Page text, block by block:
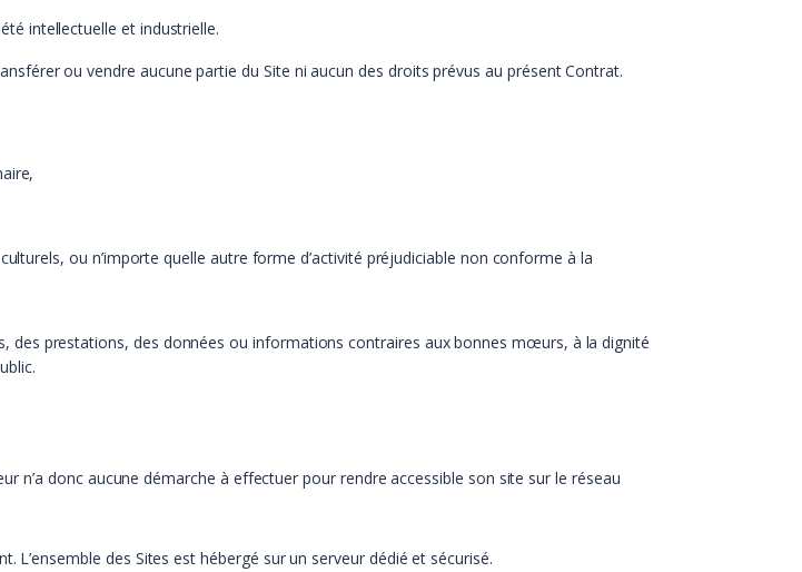
intellectuelle et industrielle.
ou vendre aucune partie du Site ni aucun des droits prévus au présent Contrat.
ou n’importe quelle autre forme d’activité préjudiciable non conforme à la
des prestations, des données ou informations contraires aux bonnes mœurs, à la dignité
n’a donc aucune démarche à effectuer pour rendre accessible son site sur le réseau
L’ensemble des Sites est hébergé sur un serveur dédié et sécurisé.